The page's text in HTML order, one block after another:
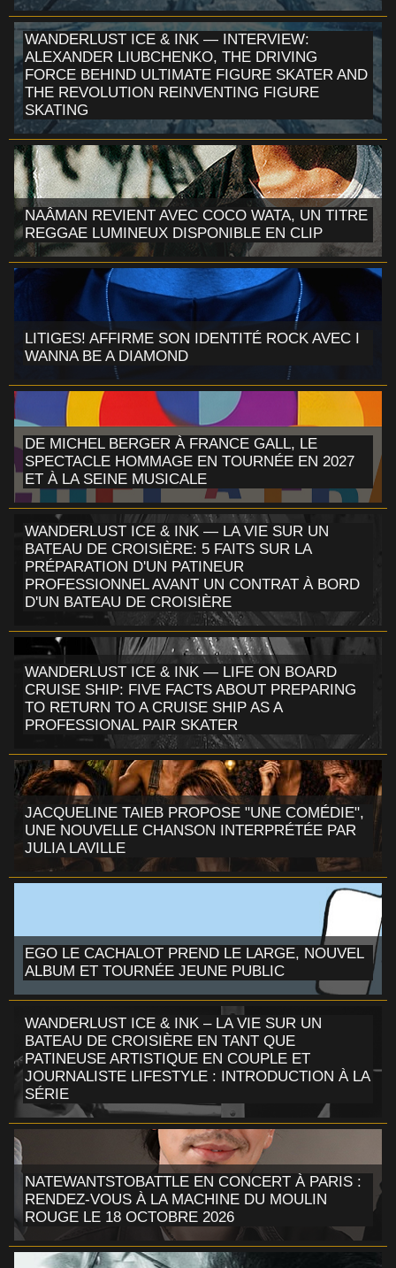
WANDERLUST ICE & INK — INTERVIEW:
ALEXANDER LIUBCHENKO, THE DRIVING
FORCE BEHIND ULTIMATE FIGURE SKATER AND
THE REVOLUTION REINVENTING FIGURE
SKATING
NAÂMAN REVIENT AVEC COCO WATA, UN TITRE
REGGAE LUMINEUX DISPONIBLE EN CLIP
LITIGES! AFFIRME SON IDENTITÉ ROCK AVEC I
WANNA BE A DIAMOND
DE MICHEL BERGER À FRANCE GALL, LE
SPECTACLE HOMMAGE EN TOURNÉE EN 2027
ET À LA SEINE MUSICALE
WANDERLUST ICE & INK — LA VIE SUR UN
BATEAU DE CROISIÈRE: 5 FAITS SUR LA
PRÉPARATION D'UN PATINEUR
PROFESSIONNEL AVANT UN CONTRAT À BORD
D'UN BATEAU DE CROISIÈRE
WANDERLUST ICE & INK — LIFE ON BOARD
CRUISE SHIP: FIVE FACTS ABOUT PREPARING
TO RETURN TO A CRUISE SHIP AS A
PROFESSIONAL PAIR SKATER
JACQUELINE TAIEB PROPOSE "UNE COMÉDIE",
UNE NOUVELLE CHANSON INTERPRÉTÉE PAR
JULIA LAVILLE
EGO LE CACHALOT PREND LE LARGE, NOUVEL
ALBUM ET TOURNÉE JEUNE PUBLIC
WANDERLUST ICE & INK – LA VIE SUR UN
BATEAU DE CROISIÈRE EN TANT QUE
PATINEUSE ARTISTIQUE EN COUPLE ET
JOURNALISTE LIFESTYLE : INTRODUCTION À LA
SÉRIE
NATEWANTSTOBATTLE EN CONCERT À PARIS :
RENDEZ-VOUS À LA MACHINE DU MOULIN
ROUGE LE 18 OCTOBRE 2026